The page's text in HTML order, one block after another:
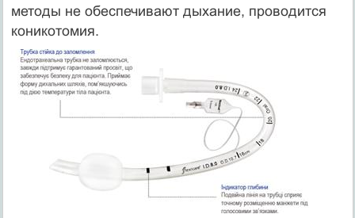
методы не обеспечивают дыхание, проводится
коникотомия.